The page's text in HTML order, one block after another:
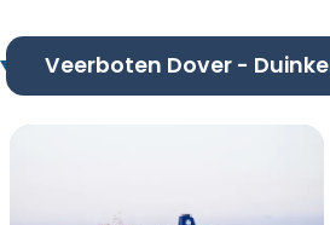
Veerboten Dover -